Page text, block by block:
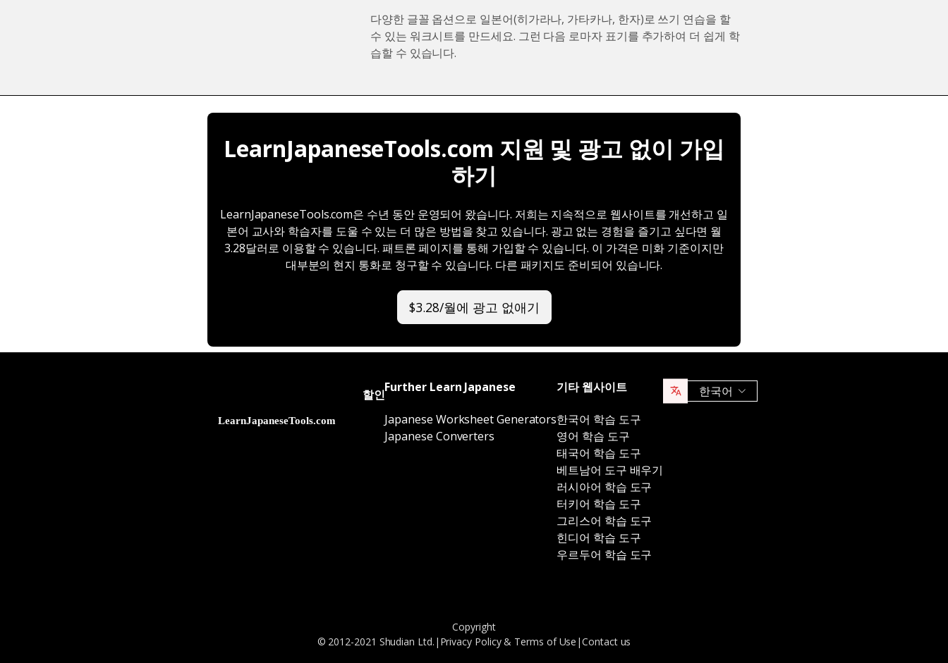
다양한 글꼴 옵션으로 일본어(히가라나, 가타카나, 한자)로 쓰기 연습을 할
수 있는 워크시트를 만드세요. 그런 다음 로마자 표기를 추가하여 더 쉽게 학
습할 수 있습니다.
LearnJapaneseTools.com 지원 및 광고 없이 가입
하기
LearnJapaneseTools.com은 수년 동안 운영되어 왔습니다. 저희는 지속적으로 웹사이트를 개선하고 일
본어 교사와 학습자를 도울 수 있는 더 많은 방법을 찾고 있습니다. 광고 없는 경험을 즐기고 싶다면 월
3.28달러로 이용할 수 있습니다. 패트론 페이지를 통해 가입할 수 있습니다. 이 가격은 미화 기준이지만
대부분의 현지 통화로 청구할 수 있습니다. 다른 패키지도 준비되어 있습니다.
$3.28/월에 광고 없애기
할인Further Learn Japanese
Japanese Worksheet Generators
Japanese Converters
기타 웹사이트
한국어 학습 도구
영어 학습 도구
태국어 학습 도구
베트남어 도구 배우기
러시아어 학습 도구
터키어 학습 도구
그리스어 학습 도구
힌디어 학습 도구
우르두어 학습 도구
한국어
Copyright
© 2012-2021 Shudian Ltd.| Privacy Policy& Terms of Use |Contact us